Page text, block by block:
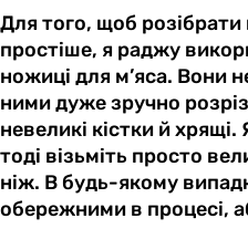
Для того, щоб
простіше, я раджу
ножиці для м’яса. Вони
ними дуже зручно
невеликі кістки й
тоді візьміть просто
ніж. В будь-якому
обережними в процесі,